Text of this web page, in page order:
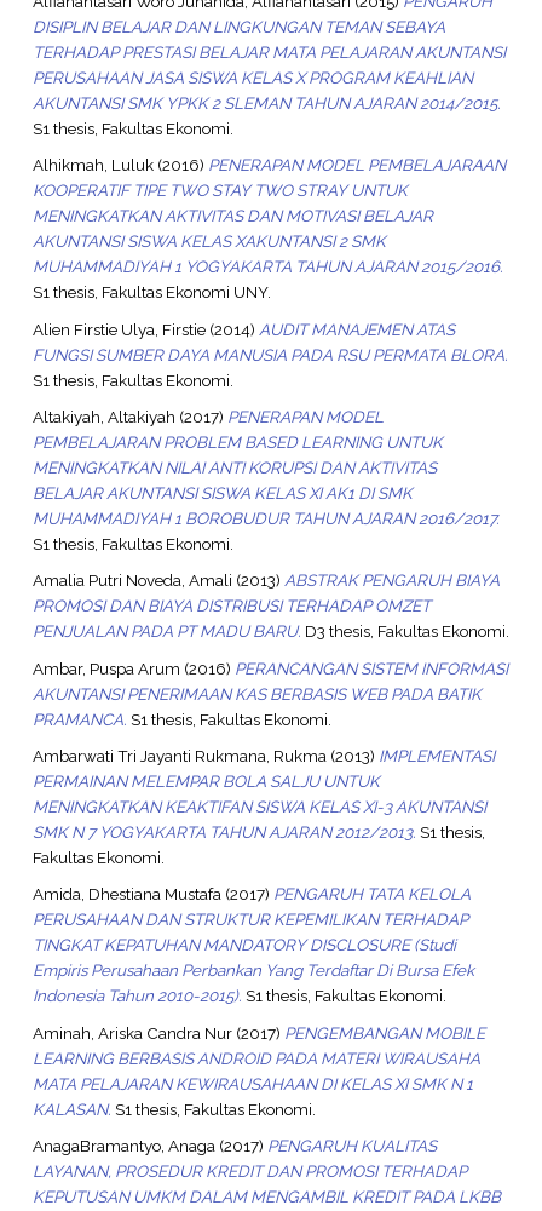
DISIPLIN BELAJAR DAN LINGKUNGAN TEMAN SEBAYA
TERHADAP PRESTASI BELAJAR MATA PELAJARAN AKUNTANSI
PERUSAHAAN JASA SISWA KELAS X PROGRAM KEAHLIAN
AKUNTANSI SMK YPKK 2 SLEMAN TAHUN AJARAN 2014/2015.
S1 thesis, Fakultas Ekonomi.
Alhikmah, Luluk(2016) PENERAPAN MODEL PEMBELAJARAAN
KOOPERATIF TIPE TWO STAY TWO STRAY UNTUK
MENINGKATKAN AKTIVITAS DAN MOTIVASI BELAJAR
AKUNTANSI SISWA KELAS XAKUNTANSI 2 SMK
MUHAMMADIYAH 1 YOGYAKARTA TAHUN AJARAN 2015/2016.
S1 thesis, Fakultas Ekonomi UNY.
Alien Firstie Ulya, Firstie(2014) AUDIT MANAJEMEN ATAS
FUNGSI SUMBER DAYA MANUSIA PADA RSU PERMATA BLORA.
S1 thesis, Fakultas Ekonomi.
Altakiyah, Altakiyah (2017) PENERAPAN MODEL
PEMBELAJARAN PROBLEM BASED LEARNING UNTUK
MENINGKATKAN NILAI ANTI KORUPSI DAN AKTIVITAS
BELAJAR AKUNTANSI SISWA KELAS XI AK1 DI SMK
MUHAMMADIYAH 1 BOROBUDUR TAHUN AJARAN 2016/2017.
S1 thesis, Fakultas Ekonomi.
Amalia Putri Noveda, Amali (2013) ABSTRAK PENGARUH BIAYA
PROMOSI DAN BIAYA DISTRIBUSI TERHADAP OMZET
PENJUALAN PADA PT MADU BARU. D3 thesis, Fakultas Ekonomi.
Ambar, Puspa Arum (2016) PERANCANGAN SISTEM INFORMASI
AKUNTANSI PENERIMAAN KAS BERBASIS WEB PADA BATIK
PRAMANCA. S1 thesis, Fakultas Ekonomi.
Ambarwati Tri Jayanti Rukmana, Rukma (2013) IMPLEMENTASI
PERMAINAN MELEMPAR BOLA SALJU UNTUK
MENINGKATKAN KEAKTIFAN SISWA KELAS XI-3 AKUNTANSI
SMK N 7 YOGYAKARTA TAHUN AJARAN 2012/2013. S1 thesis,
Fakultas Ekonomi.
Amida, Dhestiana Mustafa(2017) PENGARUH TATA KELOLA
PERUSAHAAN DAN STRUKTUR KEPEMILIKAN TERHADAP
TINGKAT KEPATUHAN MANDATORY DISCLOSURE (Studi
Empiris Perusahaan Perbankan Yang Terdaftar Di Bursa Efek
Indonesia Tahun 2010-2015). S1 thesis, Fakultas Ekonomi.
Aminah, Ariska Candra Nur(2017) PENGEMBANGAN MOBILE
LEARNING BERBASIS ANDROID PADA MATERI WIRAUSAHA
MATA PELAJARAN KEWIRAUSAHAAN DI KELAS XI SMK N 1
KALASAN. S1 thesis, Fakultas Ekonomi.
AnagaBramantyo, Anaga (2017) PENGARUH KUALITAS
LAYANAN, PROSEDUR KREDIT DAN PROMOSI TERHADAP
KEPUTUSAN UMKM DALAM MENGAMBIL KREDIT PADA LKBB